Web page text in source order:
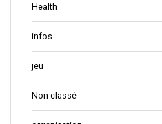
Health
infos
jeu
Non classé